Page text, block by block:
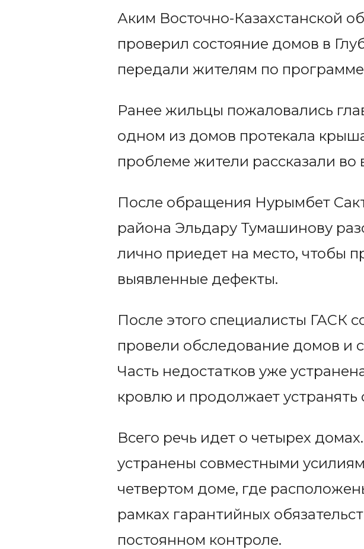
Аким Восточно-Казахстанской
проверил состояние домов в
передали жителям по
Ранее жильцы пожаловались
одном из домов протекала
проблеме жители рассказали
После обращения Нурымбет
района Эльдару Тумашинову
лично приедет на место, чтобы
выявленные дефекты.
После этого специалисты ГАСК
провели обследование домов и
Часть недостатков уже
кровлю и продолжает устранять
Всего речь идет о четырех
устранены совместными
четвертом доме, где
рамках гарантийных
постоянном контроле.